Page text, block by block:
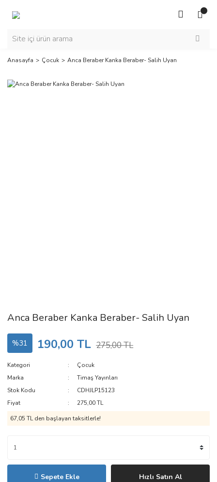
Anasayfa Çocuk Anca Beraber Kanka Beraber- Salih Uyan
Anca Beraber Kanka Beraber- Salih Uyan
%31 190,00 TL 275,00 TL
Kategori
Çocuk
Marka
Timaş Yayınları
Stok Kodu
CDHJLP15123
Fiyat
275,00 TL
67,05 TL den başlayan taksitlerle!
Sepete Ekle Hızlı Satın Al